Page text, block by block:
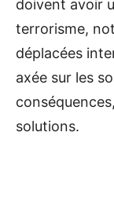
doivent avoir
terrorisme,
déplacées
axée sur les
solutions.